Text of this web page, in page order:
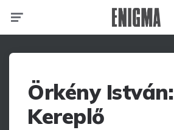
Örkény István:
Kereplő